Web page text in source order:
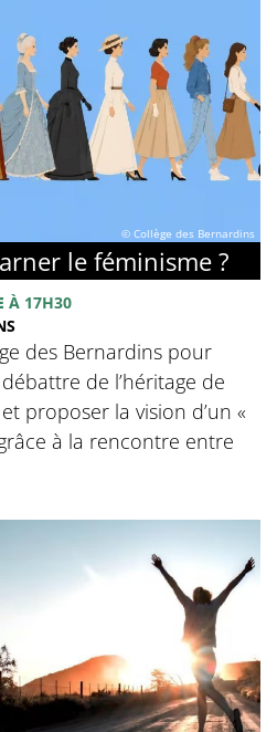
© Collège des Bernardins
le féminisme ?
À 17H30
des Bernardins pour
de l’héritage de
proposer la vision d’un «
à la rencontre entre